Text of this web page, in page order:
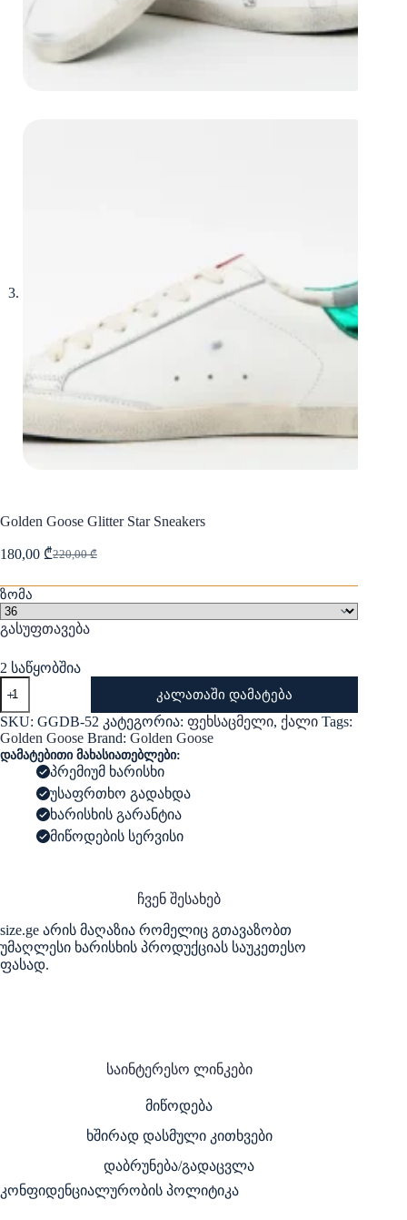
Golden Goose Glitter Star Sneakers
220,00₾
Original
180,00 ₾Current
ზომა
გასუფთავება
2 საწყობშია
Golden
Goose
Glitter
Star
Sneakers
კალათაში დამატება
SKU: GGDB-52 კატეგორია: ფეხსაცმელი, ქალი Tags:
Golden Goose Brand: Golden Goose
დამატებითი მახასიათებლები:
პრემიუმ ხარისხი
უსაფრთხო გადახდა
ხარისხის გარანტია
მიწოდების სერვისი
ჩვენ შესახებ
size.ge არის მაღაზია რომელიც გთავაზობთ
უმაღლესი ხარისხის პროდუქციას საუკეთესო
ფასად.
საინტერესო ლინკები
მიწოდება
ხშირად დასმული კითხვები
დაბრუნება/გადაცვლა
კონფიდენციალურობის პოლიტიკა